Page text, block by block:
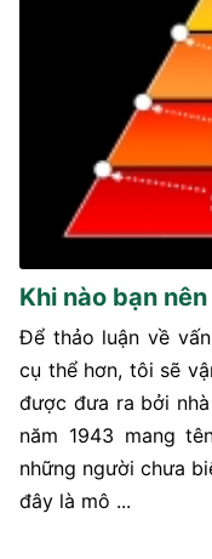
Khi nào bạn
Để thảo luận về
cụ thể hơn, tôi sẽ
được đưa ra bởi
năm 1943 mang
những người chưa
đây là mô ...